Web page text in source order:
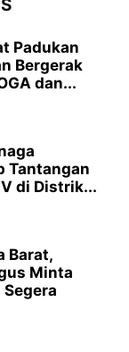
Padukan
Bergerak
dan...
Tantangan
di Distrik...
Barat,
Minta